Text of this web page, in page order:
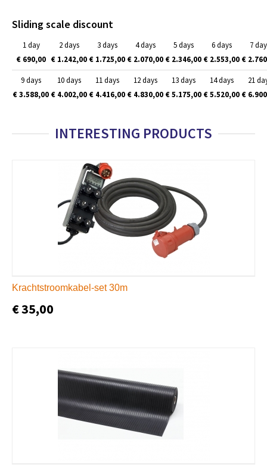
Sliding scale discount
1 day
€ 690,00
2 days
€ 1.242,00
3 days
€ 1.725,00
4 days
€ 2.070,00
5 days
€ 2.346,00
6 days
€ 2.553,00
7
€
9 days
€ 3.588,00
10 days
€ 4.002,00
11 days
€ 4.416,00
12 days
€ 4.830,00
13 days
€ 5.175,00
14 days
€ 5.520,00
21
€
INTERESTING PRODUCTS
Krachtstroomkabel-set 30m
€ 35,00